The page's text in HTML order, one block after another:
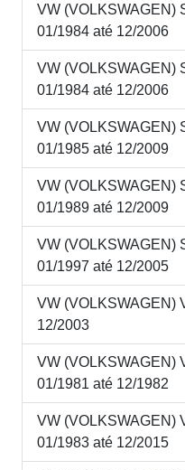
VW (VOLKSWAGEN)
01/1984 até 12/2006
VW (VOLKSWAGEN)
01/1984 até 12/2006
VW (VOLKSWAGEN)
01/1985 até 12/2009
VW (VOLKSWAGEN)
01/1989 até 12/2009
VW (VOLKSWAGEN)
01/1997 até 12/2005
VW (VOLKSWAGEN)
12/2003
VW (VOLKSWAGEN)
01/1981 até 12/1982
VW (VOLKSWAGEN)
01/1983 até 12/2015